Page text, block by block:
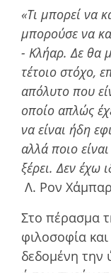
«Τι µπορεί να
µπορούσε να
- Κλήαρ. Δε θα
τέτοιο στόχο,
απόλυτο που
οποίο απλώς
να είναι ήδη
αλλά ποιο
ξέρει. Δεν έχω
Λ. Ρον
Στο πέρασµα
φιλοσοφία
δεδοµένη την